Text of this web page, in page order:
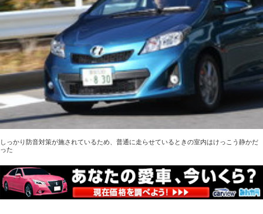
しっかり防音対策が施されているため、普通に走らせているときの室内はけっこう静かだ
った